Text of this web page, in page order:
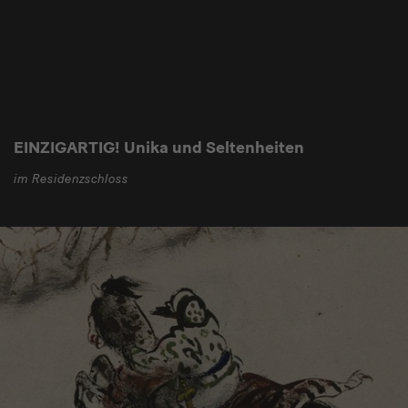
EINZIGARTIG! Unika und Seltenheiten
im Residenzschloss